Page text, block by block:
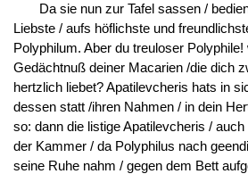
Da sie nun zur Tafel sassen /
Liebste / aufs höflichste und
Polyphilum. Aber du treuloser Polyphile!
Gedächtnuß deiner Macarien /die dich
hertzlich liebet? Apatilevcheris hats in
dessen statt /ihren Nahmen / in dein
so: dann die listige Apatilevcheris /
der Kammer / da Polyphilus nach
seine Ruhe nahm / gegen dem Bett